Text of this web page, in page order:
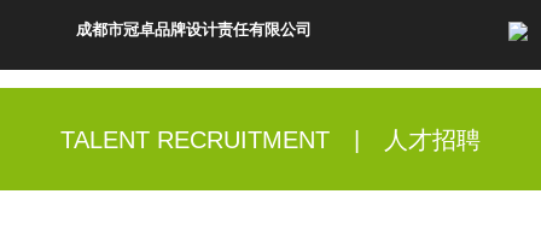
成都市冠卓品牌设计责任有限公司
TALENT RECRUITMENT | 人才招聘